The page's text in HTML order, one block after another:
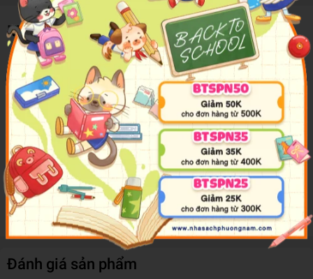
Mô tả sản phẩm
Susie Moore knows that all too often stress is self-created
and bogs us down, and she knows that we can just as easily
create peace and power. Susie doesn’t deny the reality of
suffering but instead shows how to pivot toward a life-
changing way of processing pain, grief, loss, and anxiety.
Her poignant stories and wise and witty words deliver
nuggets of real-life wisdom to help you defuse reactive
triggers and recast failures into successes with simple-yet-
powerful changes.
Đánh giá sản phẩm